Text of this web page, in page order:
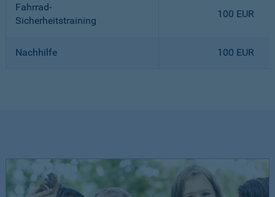
Fahrrad-
Sicherheitstraining
100 EUR
Nachhilfe 100 EUR